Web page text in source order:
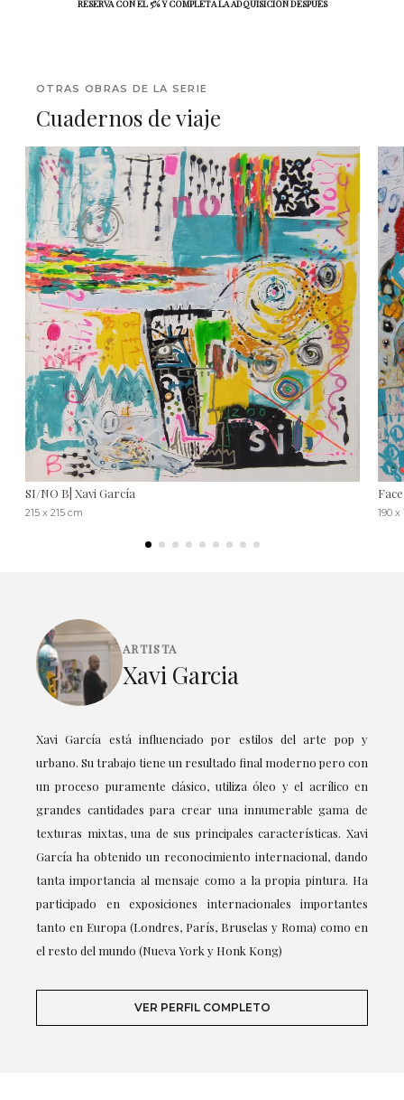
RESERVA CON EL 5% Y COMPLETA LA ADQUISICIÓN DESPUÉS
OTRAS OBRAS DE LA SERIE
Cuadernos de viaje
SI/NO B| Xavi García
215 x 215 cm 190 x
ARTISTA
Xavi Garcia
Xavi García está influenciado por estilos del arte pop y
urbano. Su trabajo tiene un resultado final moderno pero con
un proceso puramente clásico, utiliza óleo y el acrílico en
grandes cantidades para crear una innumerable gama de
texturas mixtas, una de sus principales características. Xavi
García ha obtenido un reconocimiento internacional, dando
tanta importancia al mensaje como a la propia pintura. Ha
participado en exposiciones internacionales importantes
tanto en Europa (Londres, París, Bruselas y Roma) como en
el resto del mundo (Nueva York y Honk Kong)
VER PERFIL COMPLETO